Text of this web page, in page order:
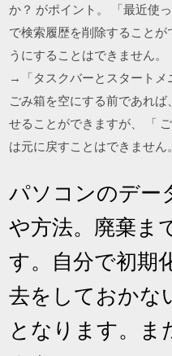
か？ がポイント。 「最近使
で検索履歴を削除すること
うにすることはできません
→「タスクバーとスタートメ
ごみ箱を空にする前であれ
せることができますが、 「
は元に戻すことはできません。
パソコンのデー
や方法。廃棄ま
す。自分で初期
去をしておかな
となります。ま